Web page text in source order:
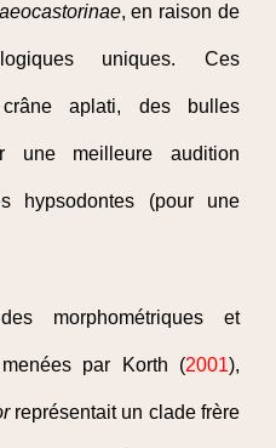
, en raison de
uniques. Ces
aplati, des bulles
une meilleure audition
hypsodontes (pour une
morphométriques et
par Korth (2001),
représentait un clade frère